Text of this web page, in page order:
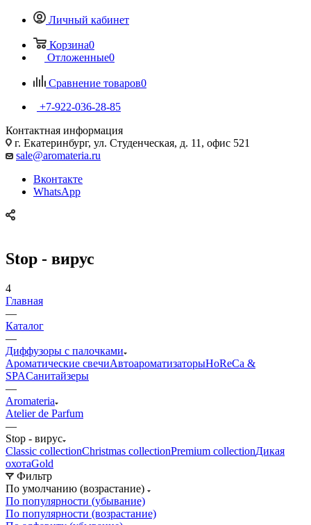
Личный кабинет
Корзина0
Отложенные0
Сравнение товаров0
+7-922-036-28-85
Контактная информация
г. Екатеринбург, ул. Студенческая, д. 11, офис 521
sale@aromateria.ru
Вконтакте
WhatsApp
Stop - вирус
4
Главная
—
Каталог
—
Диффузоры с палочками
Ароматические свечиАвтоароматизаторыHoReCa &
SPAСанитайзеры
—
Aromateria
Atelier de Parfum
—
Stop - вирус
Сlassic collectionСhristmas collectionPremium collectionДикая
охотаGold
Фильтр
По умолчанию (возрастание)
По популярности (убывание)
По популярности (возрастание)